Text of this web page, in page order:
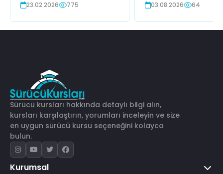
23.02.2026 775 03.08.2026 64
Sürücü kursları hakkında detaylı bilgi alın,
kursları karşılaştırın, yorumları inceleyin ve size
en uygun sürücü kursu seçeneğini kolayca
bulun.
Kurumsal